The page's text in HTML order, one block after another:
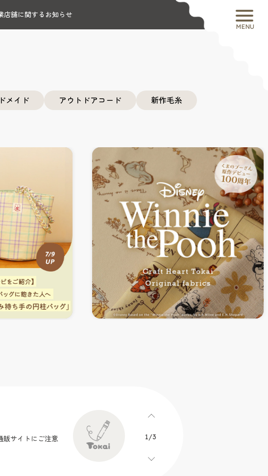
MENU
店舗に関するお知らせ
メイド アウトドアコード 新作毛糸
販サイトにご注意
1/3